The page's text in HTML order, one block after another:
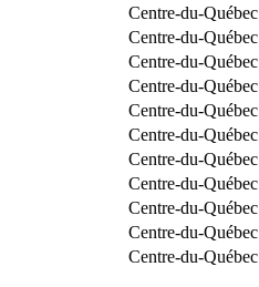
Centre-du-Québec
Centre-du-Québec
Centre-du-Québec
Centre-du-Québec
Centre-du-Québec
Centre-du-Québec
Centre-du-Québec
Centre-du-Québec
Centre-du-Québec
Centre-du-Québec
Centre-du-Québec